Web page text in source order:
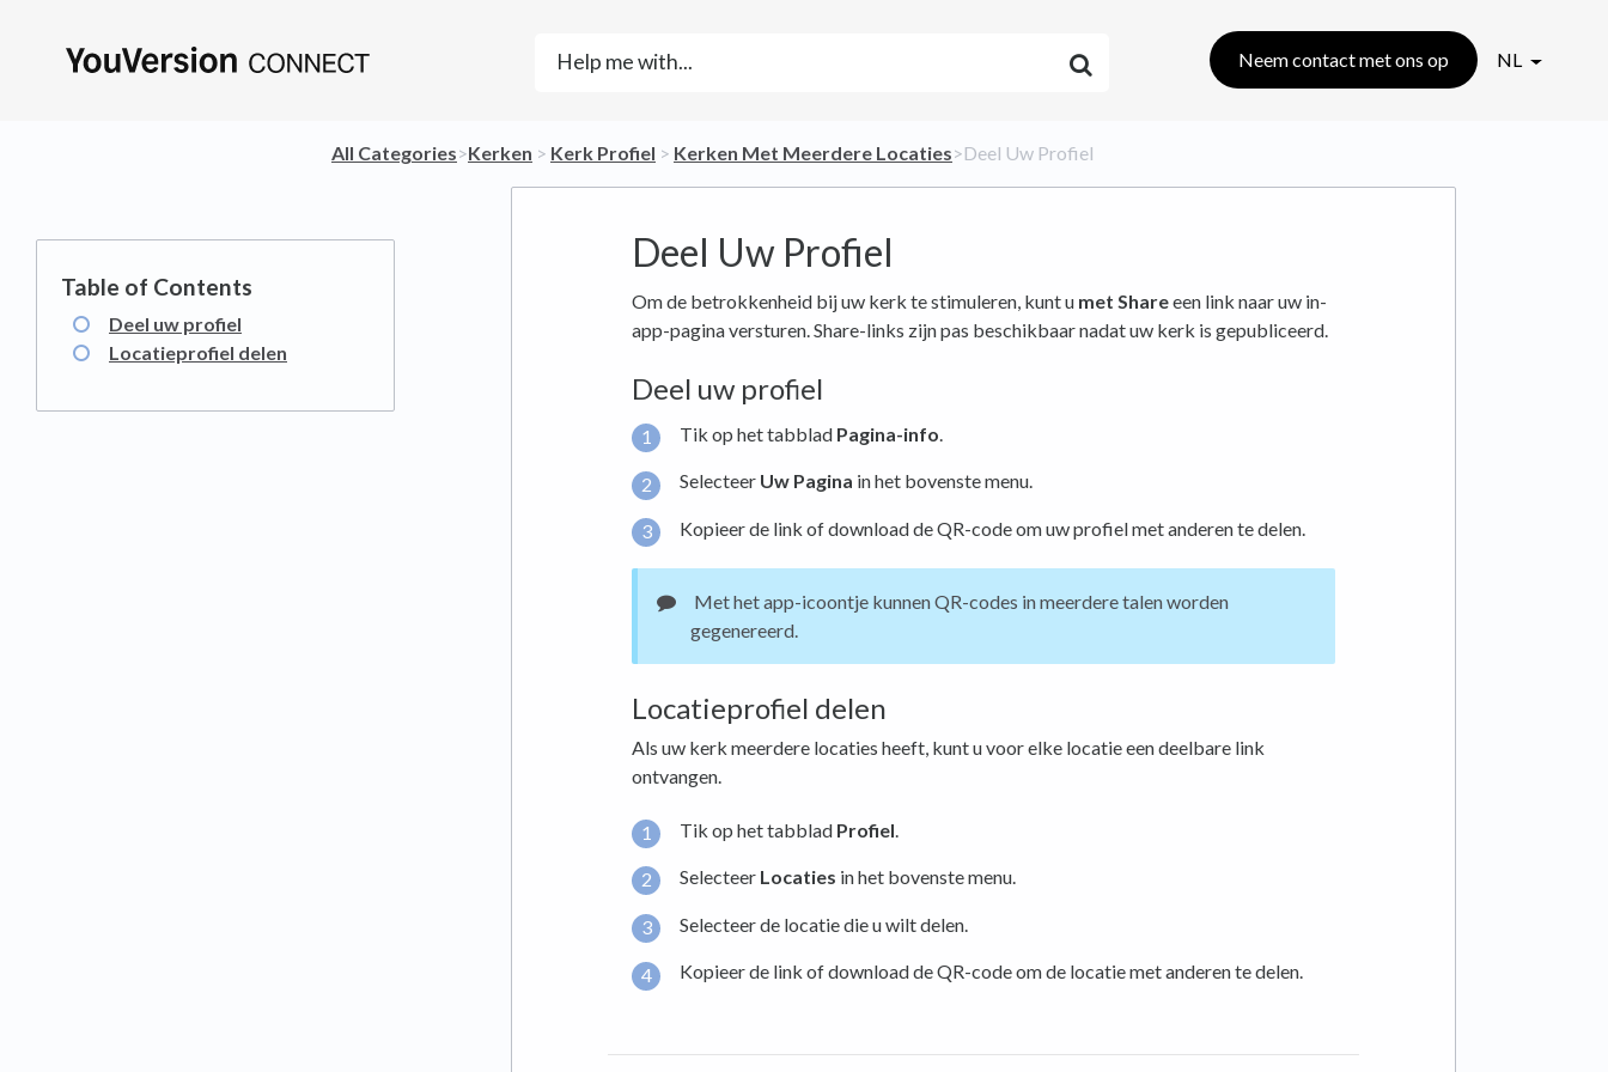
Neem contact met ons op NL
All Categories​>​​Kerken ​ > ​ ​Kerk Profiel ​ > ​ ​Kerken Met Meerdere Locaties​>​ Deel Uw Profiel
Deel Uw Profiel
Deel uw profiel
Locatieprofiel delen
Om de betrokkenheid bij uw kerk te stimuleren, kunt u met Shareeen link naar uw in-
app-pagina versturen. Share-links zijn pas beschikbaar nadat uw kerk is gepubliceerd.
Deel uw profiel
Tik op het tabblad Pagina-info
Selecteer Uw Pagina in het bovenste menu.
Kopieer de link of download de QR-code om uw profiel met anderen te delen.
Met het app-icoontje kunnen QR-codes in meerdere talen worden
gegenereerd.
Locatieprofiel delen
Als uw kerk meerdere locaties heeft, kunt u voor elke locatie een deelbare link
ontvangen.
Tik op het tabblad Profiel
Selecteer Locaties in het bovenste menu.
Selecteer de locatie die u wilt delen.
Kopieer de link of download de QR-code om de locatie met anderen te delen.